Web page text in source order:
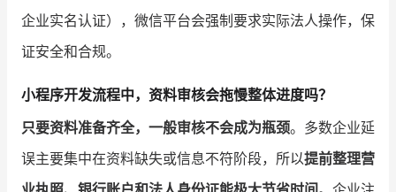
企业实名认证），微信平台会强制要求实际法人操作，保
证安全和合规。
小程序开发流程中，资料审核会拖慢整体进度吗？
只要资料准备齐全，一般审核不会成为瓶颈。多数企业延
误主要集中在资料缺失或信息不符阶段，所以提前整理营